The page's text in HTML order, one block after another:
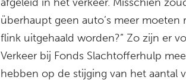
überhaupt geen auto’s meer
flink uitgehaald worden?” Zo zijn er
Verkeer bij Fonds Slachtofferhulp
hebben op de stijging van het aantal